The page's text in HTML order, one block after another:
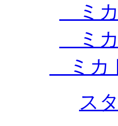
ミカ
ミカ
ミカ
ス